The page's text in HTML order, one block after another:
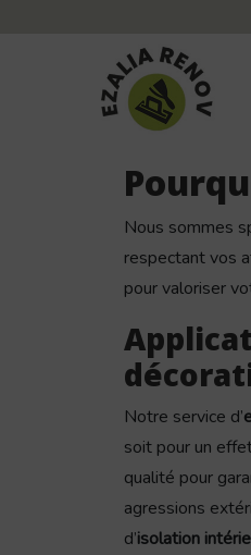
Nous sommes
respectant vos
pour valoriser
Notre service d’
soit pour un
qualité pour
agressions
d’isolation